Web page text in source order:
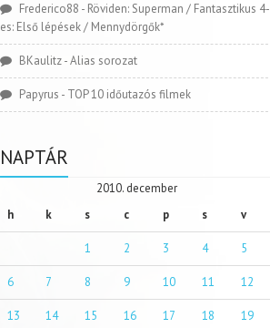
Frederico88 - Röviden: Superman / Fantasztikus 4-
es: Első lépések / Mennydörgők*
BKaulitz-Alias sorozat
Papyrus - TOP 10 időutazós filmek
NAPTÁR
2010. december
h
k s c p s v
1 2 3 4 5
6 7 8 9 10 11 12
13 14 15 16 17 18 19